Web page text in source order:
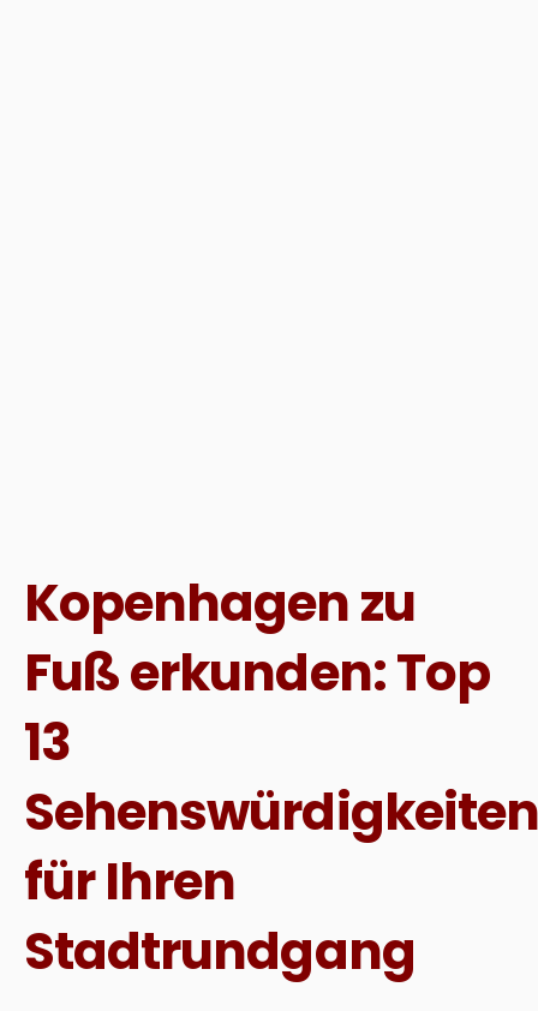
Kopenhagen zu
Fuß erkunden: Top
13
Sehenswürdigkeiten
für Ihren
Stadtrundgang